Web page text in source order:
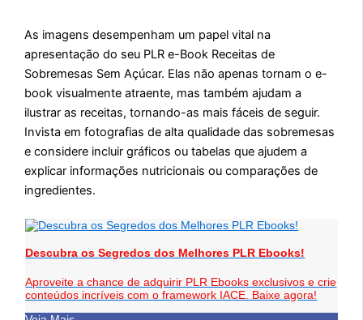
As imagens desempenham um papel vital na
apresentação do seu PLR e-Book Receitas de
Sobremesas Sem Açúcar. Elas não apenas tornam o e-
book visualmente atraente, mas também ajudam a
ilustrar as receitas, tornando-as mais fáceis de seguir.
Invista em fotografias de alta qualidade das sobremesas
e considere incluir gráficos ou tabelas que ajudem a
explicar informações nutricionais ou comparações de
ingredientes.
Descubra os Segredos dos Melhores PLR Ebooks!
Aproveite a chance de adquirir PLR Ebooks exclusivos e crie
conteúdos incríveis com o framework IACE. Baixe agora!